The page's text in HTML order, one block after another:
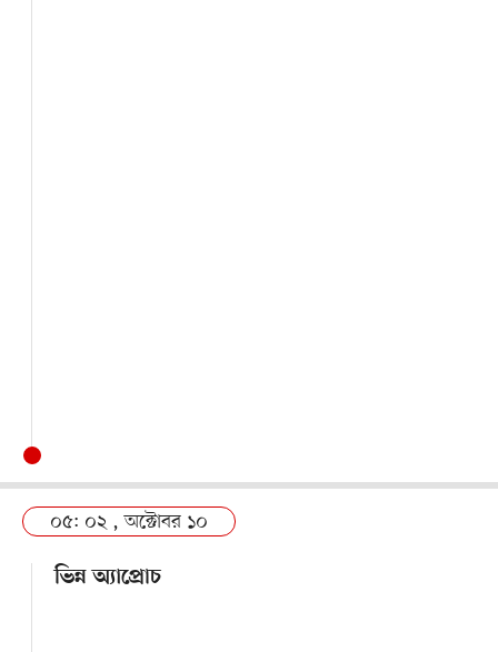
০৫: ০২ , অক্টোবর ১০
ভিন্ন অ্যাপ্রোচ